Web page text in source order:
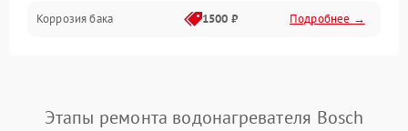
Коррозия бака 1500 ₽ Подробнее →
Этапы ремонта водонагревателя Bosch